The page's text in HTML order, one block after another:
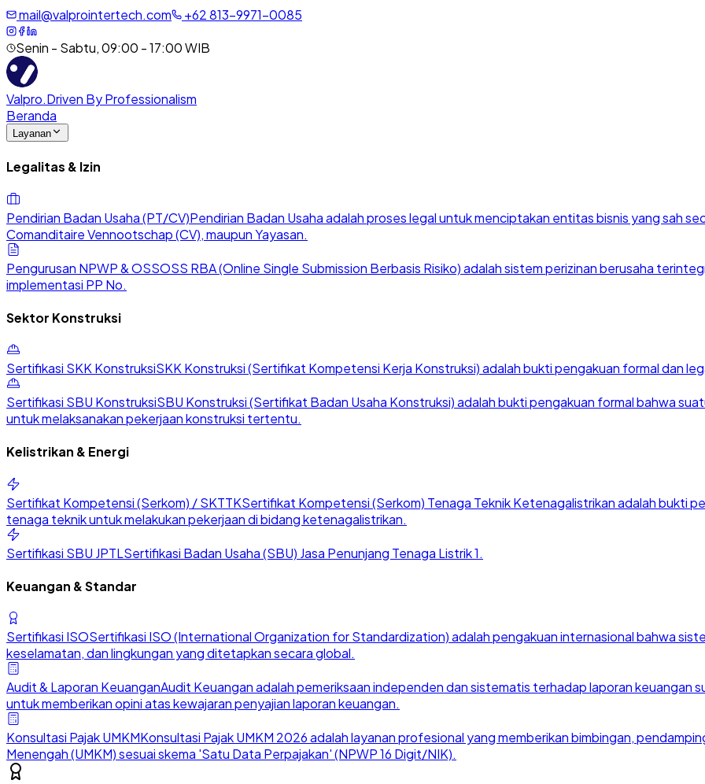
mail@valprointertech.com +62813-9971-0085
Senin - Sabtu, 09:00 - 17:00 WIB
Valpro.Driven By Professionalism
Beranda
Layanan
Legalitas & Izin
Pendirian Badan Usaha (PT/CV)Pendirian Badan Usaha adalah proses legal untuk menciptakan entitas bisnis yang sah
Comanditaire Vennootschap (CV), maupun Yayasan.
Pengurusan NPWP & OSSOSS RBA (Online Single Submission Berbasis Risiko) adalah sistem perizinan berusaha
implementasi PP No.
Sektor Konstruksi
Sertifikasi SKK KonstruksiSKK Konstruksi (Sertifikat Kompetensi Kerja Konstruksi) adalah bukti pengakuan formal dan
Sertifikasi SBU KonstruksiSBU Konstruksi (Sertifikat Badan Usaha Konstruksi) adalah bukti pengakuan formal bahwa
untuk melaksanakan pekerjaan konstruksi tertentu.
Kelistrikan & Energi
Sertifikat Kompetensi (Serkom) / SKTTKSertifikat Kompetensi (Serkom) Tenaga Teknik Ketenagalistrikan adalah bukti
tenaga teknik untuk melakukan pekerjaan di bidang ketenagalistrikan.
Sertifikasi SBU JPTLSertifikasi Badan Usaha (SBU) Jasa Penunjang Tenaga Listrik 1.
Keuangan & Standar
Sertifikasi ISOSertifikasi ISO (International Organization for Standardization) adalah pengakuan internasional bahwa
keselamatan, dan lingkungan yang ditetapkan secara global.
Audit & Laporan KeuanganAudit Keuangan adalah pemeriksaan independen dan sistematis terhadap laporan keuangan
untuk memberikan opini atas kewajaran penyajian laporan keuangan.
Konsultasi Pajak UMKMKonsultasi Pajak UMKM 2026 adalah layanan profesional yang memberikan bimbingan,
Menengah (UMKM) sesuai skema 'Satu Data Perpajakan' (NPWP 16 Digit/NIK).